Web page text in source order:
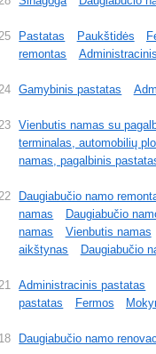
25 Pastatas Paukštidės
remontas
24 Gamybinis pastatas
23
Vienbutis namas su
terminalas, automobilių
namas, pagalbinis
22
Daugiabučio namo
namas
Daugiabučio
namas
Vienbutis namas
aikštynas
Daugiabučio
21
Administracinis pastatas
pastatas
Fermos
18 Daugiabučio namo